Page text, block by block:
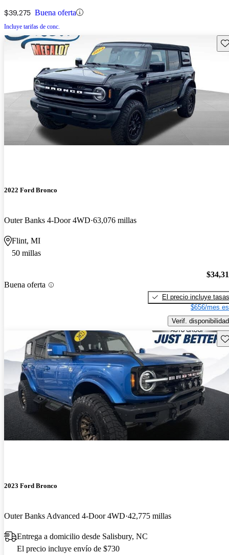
$39,275 Buena oferta
Incluye tarifas de conc.
2022 Ford Bronco
Outer Banks 4-Door 4WD 63,076 millas
Flint, MI
50 millas
Buena oferta
El precio incluye tasas
$656/mes
Verif. disponibilidad
2023 Ford Bronco
Outer Banks Advanced 4-Door 4WD 42,775 millas
Entrega a domicilio desde Salisbury, NC
El precio incluye envío de $730